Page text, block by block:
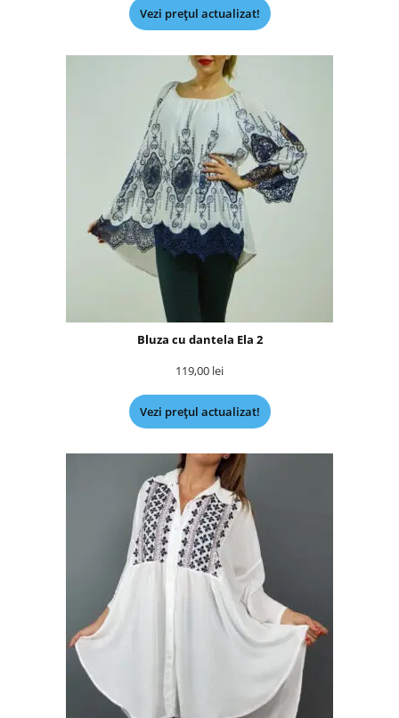
Vezi prețul actualizat!
Bluza cu dantela Ela 2
119,00 lei
Vezi prețul actualizat!